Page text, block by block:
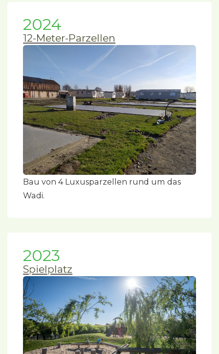
2024
12-Meter-Parzellen
Bau von 4 Luxusparzellen rund um das
Wadi.
2023
Spielplatz